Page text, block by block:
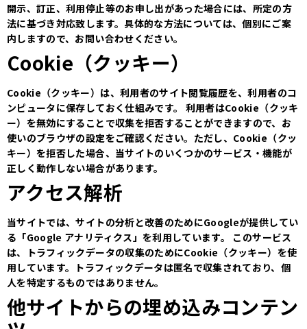
開示、訂正、利用停止等のお申し出があった場合には、所定の方
法に基づき対応致します。具体的な方法については、個別にご案
内しますので、お問い合わせください。
Cookie（クッキー）
Cookie（クッキー）は、利用者のサイト閲覧履歴を、利用者のコ
ンピュータに保存しておく仕組みです。
利用者はCookie（クッキ
ー）を無効にすることで収集を拒否することができますので、お
使いのブラウザの設定をご確認ください。ただし、Cookie（クッ
キー）を拒否した場合、当サイトのいくつかのサービス・機能が
正しく動作しない場合があります。
アクセス解析
当サイトでは、サイトの分析と改善のためにGoogleが提供してい
る「Google アナリティクス」を利用しています。
このサービス
は、トラフィックデータの収集のためにCookie（クッキー）を使
用しています。トラフィックデータは匿名で収集されており、個
人を特定するものではありません。
他サイトからの埋め込みコンテン